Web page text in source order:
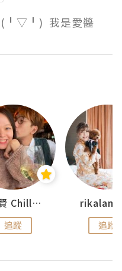
(╹▽╹)  我是愛醬
思思賢 ChillMyBabe
追蹤 追蹤